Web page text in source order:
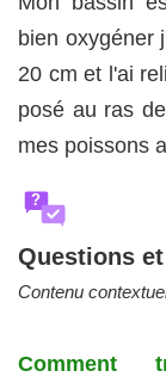
bien oxygéner
20 cm et l'ai
posé au ras
mes poissons
?
Questions
Contenu
Comment